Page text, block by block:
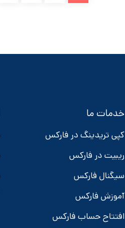
خدمات ما
کپی تریدینگ در فارکس
ریبیت در فارکس
سیگنال فارکس
آموزش فارکس
افتتاح حساب فارکس